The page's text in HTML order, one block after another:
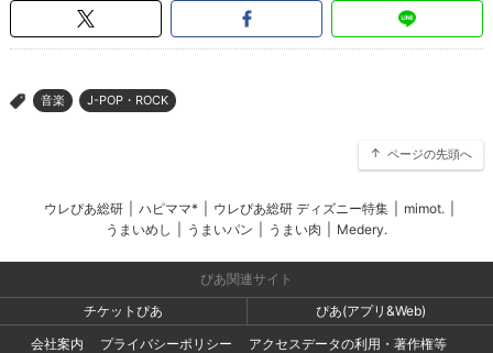
> 音楽 J-POP・ROCK
ページの先頭へ
ウレぴあ総研 ハピママ* ウレぴあ総研 ディズニー特集 mimot.
うまいめし
うまいパン うまい肉 Medery.
ぴあ関連サイト
チケットぴあ
ぴあ(アプリ&Web)
会社案内
プライバシーポリシー
アクセスデータの利用・著作権等